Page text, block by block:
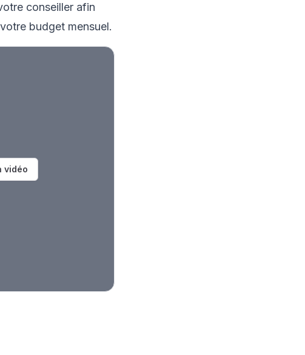
conseiller afin
budget mensuel.
vidéo